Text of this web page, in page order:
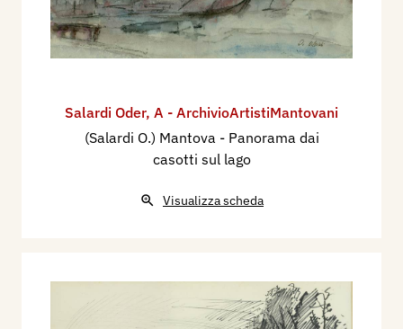
Salardi Oder, A - ArchivioArtistiMantovani
(Salardi O.) Mantova - Panorama dai
casotti sul lago
Visualizza scheda